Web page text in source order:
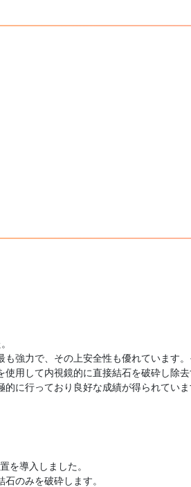
強力で、その上安全性も優れています
用して内視鏡的に直接結石を破砕し除
に行っており良好な成績が得られていま
を導入しました。
のみを破砕します。